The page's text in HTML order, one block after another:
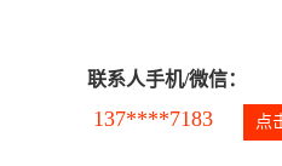
联系人手机/微信：
137****7183 点